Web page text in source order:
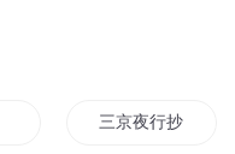
三京夜行抄